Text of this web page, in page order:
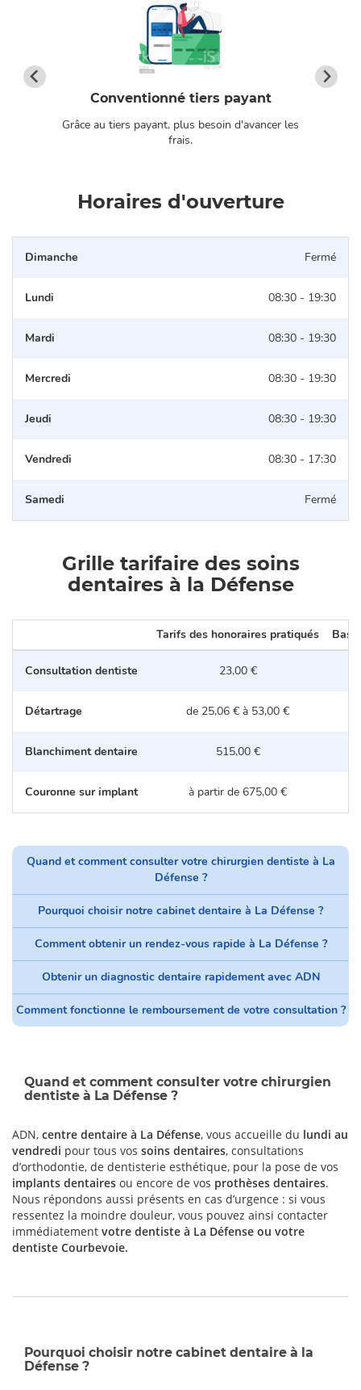
Conventionné tiers payant
Grâce au tiers payant, plus besoin d'avancer les
frais.
Horaires d'ouverture
Dimanche Fermé
Lundi 08:30 - 19:30
Mardi 08:30 - 19:30
Mercredi 08:30 - 19:30
Jeudi 08:30 - 19:30
Vendredi 08:30 - 17:30
Samedi Fermé
Grille tarifaire des soins
dentaires à la Défense
Tarifs des honoraires pratiqués
Consultation dentiste 23,00 €
Détartrage de 25,06 € à 53,00 €
Blanchiment dentaire 515,00 €
Couronne sur implant à partir de 675,00 €
Quand et comment consulter votre chirurgien dentiste à La
Défense ?
Pourquoi choisir notre cabinet dentaire à La Défense ?
Comment obtenir un rendez-vous rapide à La Défense ?
Obtenir un diagnostic dentaire rapidement avec ADN
Comment fonctionne le remboursement de votre consultation ?
Quand et comment consulter votre chirurgien
dentiste à La Défense ?
ADN, centre dentaire à La Défense, vous accueille du lundi au
vendredi pour tous vos soins dentaires, consultations
d’orthodontie, de dentisterie esthétique, pour la pose de vos
implants dentaires ou encore de vos prothèses dentaires.
Nous répondons aussi présents en cas d’urgence : si vous
ressentez la moindre douleur, vous pouvez ainsi contacter
immédiatement votre dentiste à La Défense ou votre
dentiste Courbevoie.
Pourquoi choisir notre cabinet dentaire à la
Défense ?